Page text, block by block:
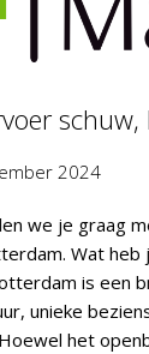
2024
we je graag
Wat heb
is een
unieke
het